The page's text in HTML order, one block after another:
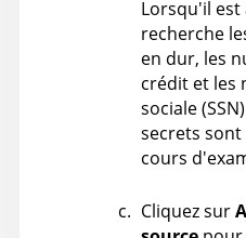
Lorsqu'il
recherche
en dur, les
crédit et les
sociale
secrets sont
cours
Cliquez sur